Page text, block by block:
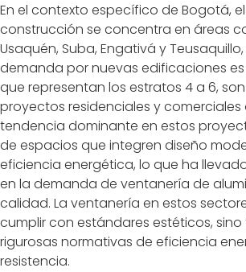
En el contexto específico de Bogotá,
construcción se concentra en áreas
Usaquén, Suba, Engativá y
demanda por nuevas edificaciones es
que representan los estratos 4 a 6,
proyectos residenciales y comerciales
tendencia dominante en estos
de espacios que integren diseño
eficiencia energética, lo que ha
en la demanda de ventanería de
calidad. La ventanería en estos
cumplir con estándares estéticos,
rigurosas normativas de eficiencia
resistencia.